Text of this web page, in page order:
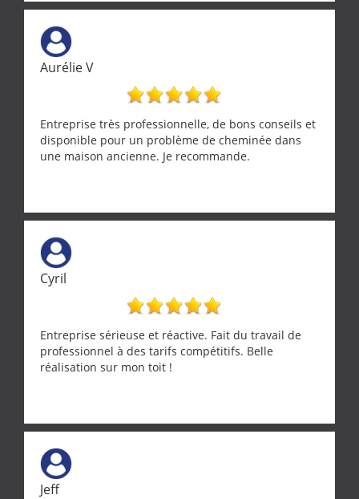
tourterelle et s’est ensuite patiemment occupé de
l’oiseau jusqu’à ce qu’il reprenne ses esprits et
puisse s’envoler. Après quoi il a procédé au
ramonage de notre insert avec dextérité et une
grande propreté, nous gratifiant également de
nombreux conseils concernant d’autres sujets. Un
entrepreneur comme on souhaite en rencontrer.
Encore un grand merci à lui.
Aurélie V
Entreprise très professionnelle, de bons conseils et
disponible pour un problème de cheminée dans
une maison ancienne. Je recommande.
Cyril
Entreprise sérieuse et réactive. Fait du travail de
professionnel à des tarifs compétitifs. Belle
réalisation sur mon toit !
Jeff